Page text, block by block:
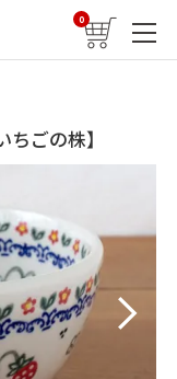
0
ちごの株】